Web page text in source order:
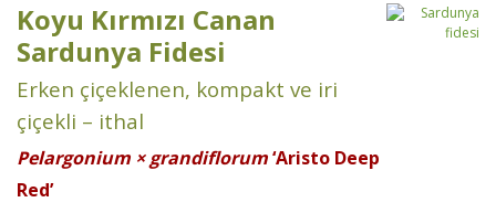
Koyu Kırmızı Canan
Sardunya Fidesi
Erken çiçeklenen, kompakt ve iri
çiçekli – ithal
Pelargonium × grandiflorum‘Aristo Deep
Red’